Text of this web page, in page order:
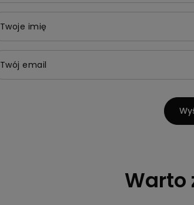
Twoje imię
Twój email
Warto